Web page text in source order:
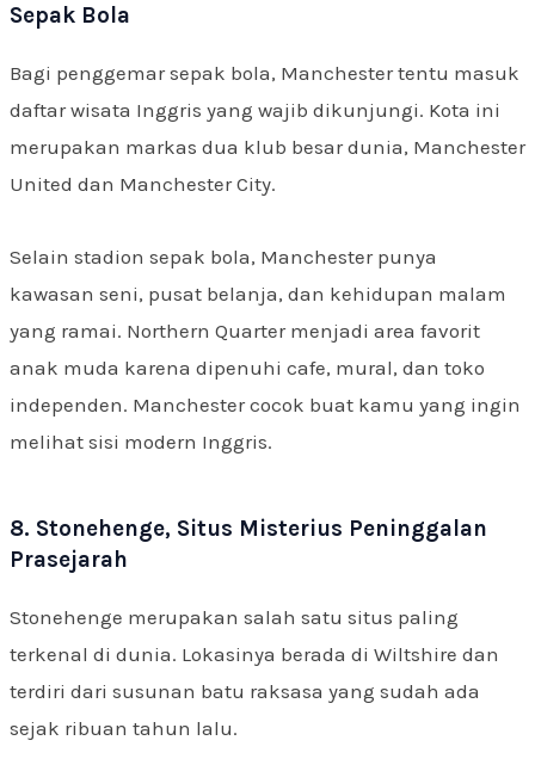
Sepak Bola
Bagi penggemar sepak bola, Manchester tentu masuk
daftar wisata Inggris yang wajib dikunjungi. Kota ini
merupakan markas dua klub besar dunia, Manchester
United dan Manchester City.
Selain stadion sepak bola, Manchester punya
kawasan seni, pusat belanja, dan kehidupan malam
yang ramai. Northern Quarter menjadi area favorit
anak muda karena dipenuhi cafe, mural, dan toko
independen. Manchester cocok buat kamu yang ingin
melihat sisi modern Inggris.
8. Stonehenge, Situs Misterius Peninggalan
Prasejarah
Stonehenge merupakan salah satu situs paling
terkenal di dunia. Lokasinya berada di Wiltshire dan
terdiri dari susunan batu raksasa yang sudah ada
sejak ribuan tahun lalu.